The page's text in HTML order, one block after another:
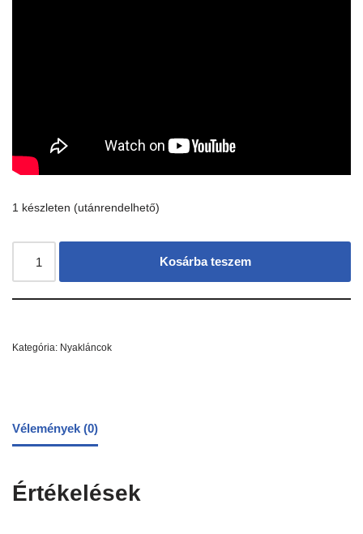
1 készleten (utánrendelhető)
Kosárba teszem
Kategória: Nyakláncok
Vélemények (0)
Értékelések